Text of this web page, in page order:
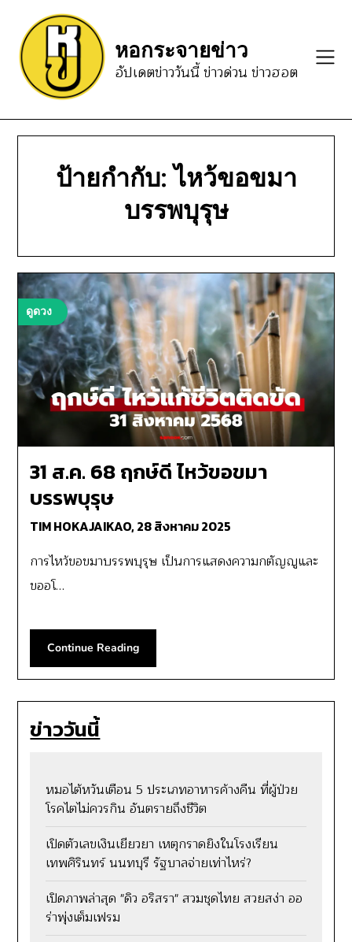
content
หอกระจายข่าว
อัปเดตข่าววันนี้ ข่าวด่วน ข่าวฮอต
ป้ายกำกับ:ไหว้ขอขมา
บรรพบุรุษ
ดูดวง
31 ส.ค. 68 ฤกษ์ดี ไหว้ขอขมา
บรรพบุรุษ
TIM HOKAJAIKAO,28 สิงหาคม 2025
การไหว้ขอขมาบรรพบุรุษ เป็นการแสดงความกตัญญูและ
ขออโ…
Continue Reading
ข่าววันนี้
หมอไต้หวันเตือน 5 ประเภทอาหารค้างคืน ที่ผู้ป่วย
โรคไตไม่ควรกิน อันตรายถึงชีวิต
เปิดตัวเลขเงินเยียวยา เหตุกราดยิงในโรงเรียน
เทพศิรินทร์ นนทบุรี รัฐบาลจ่ายเท่าไหร่?
เปิดภาพล่าสุด "ดิว อริสรา" สวมชุดไทย สวยสง่า ออ
ร่าพุ่งเต็มเฟรม